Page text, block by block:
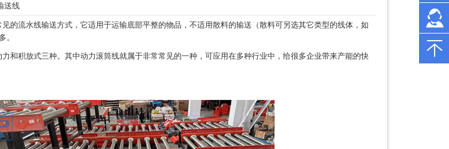
送线
的流水线输送方式，它适用于运输底部平整的物品，不适用散料的输送（散料可另选其它类型的线体，如
。
和积放式三种。其中动力滚筒线就属于非常常见的一种，可应用在多种行业中，给很多企业带来产能的快
线
服：
83951613